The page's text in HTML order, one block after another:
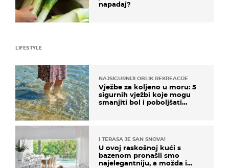
napadaj?
LIFESTYLE
NAJSIGURNIJI OBLIK REKREACIJE
Vježbe za koljeno u moru: 5
sigurnih vježbi koje mogu
smanjiti bol i poboljšati
I TERASA JE SAN SNOVA!
U ovoj raskošnoj kući s
bazenom pronašli smo
najelegantniju, a možda i